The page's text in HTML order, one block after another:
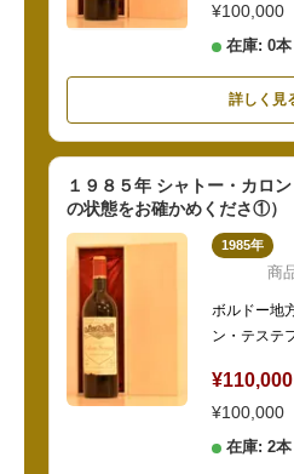
¥100,000
在庫: 0本
詳しく見
１９８５年 シャトー・カロ
の状態をお確かめくださ①）
1985年
商
ボルドー
ン・テステ
¥110,000
¥100,000
在庫: 2本